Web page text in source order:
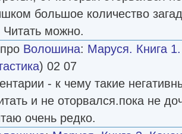
большое количество
можно.
про Волошина: Маруся. Книга
) 02 07
- к чему такие
и не оторвался.пока не
очень редко.